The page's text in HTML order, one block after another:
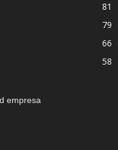
81
79
66
58
empresa